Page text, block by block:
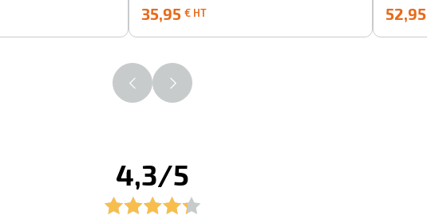
35,95 € HT
HT
52,95
4,3/5